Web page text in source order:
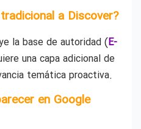
a Discover?
la base de autoridad (E-
una capa adicional de
temática proactiva.
en Google